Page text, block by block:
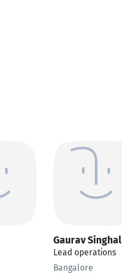
Gaurav Singhal
Lead operations
Bangalore